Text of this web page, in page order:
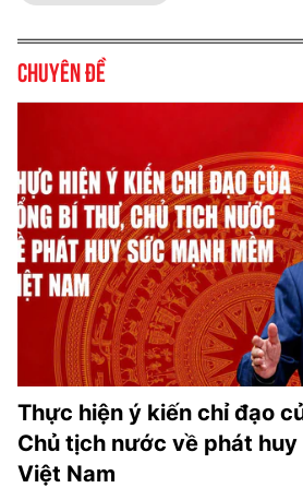
Chuyên đề
Thực hiện ý kiến chỉ đạo
Chủ tịch nước về phát huy
Việt Nam